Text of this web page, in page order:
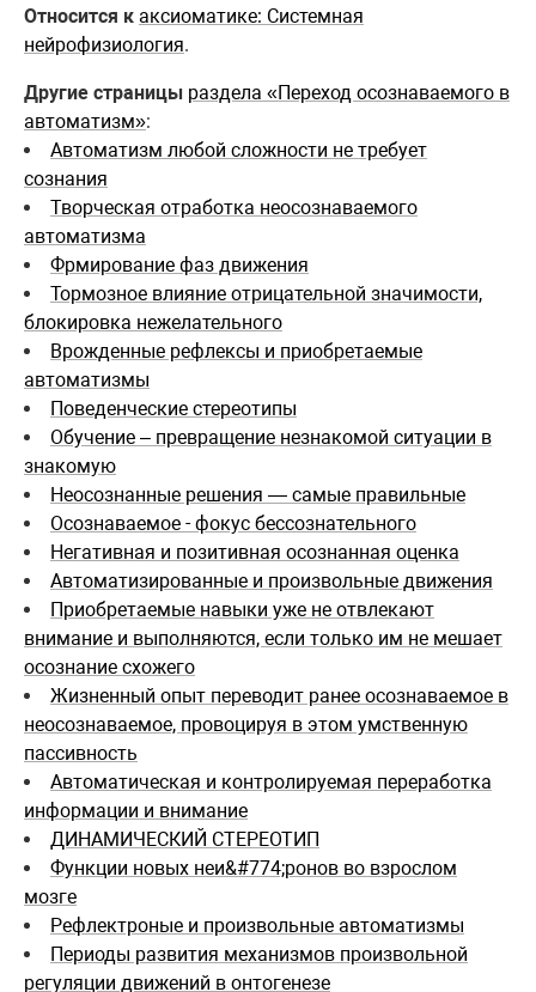
Относится к аксиоматике: Системная
нейрофизиология.
Другие страницы раздела «Переход осознаваемого в
автоматизм»:
Автоматизм любой сложности не требует
сознания
Творческая отработка неосознаваемого
автоматизма
Фрмирование фаз движения
Тормозное влияние отрицательной значимости,
блокировка нежелательного
Врожденные рефлексы и приобретаемые
автоматизмы
Поведенческие стереотипы
Обучение – превращение незнакомой ситуации в
знакомую
Неосознанные решения — самые правильные
Осознаваемое - фокус бессознательного
Негативная и позитивная осознанная оценка
Автоматизированные и произвольные движения
Приобретаемые навыки уже не отвлекают
внимание и выполняются, если только им не мешает
осознание схожего
Жизненный опыт переводит ранее осознаваемое в
неосознаваемое, провоцируя в этом умственную
пассивность
Автоматическая и контролируемая переработка
информации и внимание
ДИНАМИЧЕСКИЙ СТЕРЕОТИП
Функции новых неи&#774;ронов во взрослом
мозге
Рефлектроные и произвольные автоматизмы
Периоды развития механизмов произвольной
регуляции движений в онтогенезе